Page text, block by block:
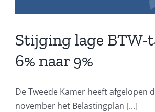
Stijging lage BTW-
6% naar 9%
De Tweede Kamer heeft afgelopen
november het Belastingplan [...]